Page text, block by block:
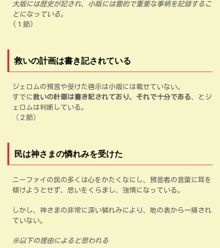
大版には歴史が記され、小版には霊的で重要な事柄を記録するこ
とになっている。
(１節)
救いの計画は書き記されている
ジェロムの預言や受けた啓示は小版には載せていない。
すでに救いの計画は書き記されており、それで十分である、とジ
ェロムは判断している。
（２節）
民は神さまの憐れみを受けた
ニーファイの民の多くは心をかたくなにし、預言者の言葉に耳を
傾けようとせず、思いをくらまし、強情になっている。
しかし、神さまの非常に深い憐れみにより、地の表から一掃され
ていない。
※以下の理由によると思われる